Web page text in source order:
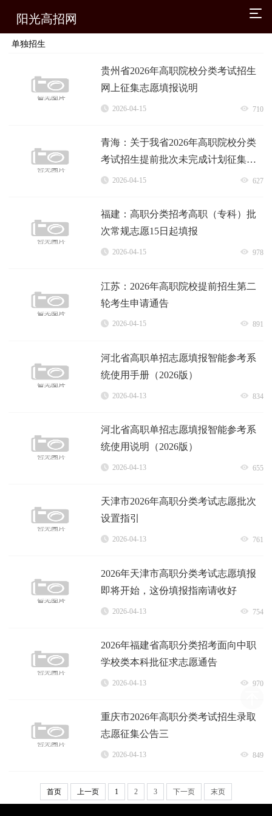
阳光高招网
单独招生
贵州省2026年高职院校分类考试招生
网上征集志愿填报说明
2026-04-15 710
青海：关于我省2026年高职院校分类
考试招生提前批次未完成计划征集志
愿的公告
2026-04-15 627
福建：高职分类招考高职（专科）批
次常规志愿15日起填报
2026-04-15 978
江苏：2026年高职院校提前招生第二
轮考生申请通告
2026-04-15 891
河北省高职单招志愿填报智能参考系
统使用手册（2026版）
2026-04-13 834
河北省高职单招志愿填报智能参考系
统使用说明（2026版）
2026-04-13 655
天津市2026年高职分类考试志愿批次
设置指引
2026-04-13 761
2026年天津市高职分类考试志愿填报
即将开始，这份填报指南请收好
2026-04-13 754
2026年福建省高职分类招考面向中职
学校类本科批征求志愿通告
2026-04-13 970
重庆市2026年高职分类考试招生录取
志愿征集公告三
2026-04-13 849
首页 上一页 1 2 3 下一页 末页